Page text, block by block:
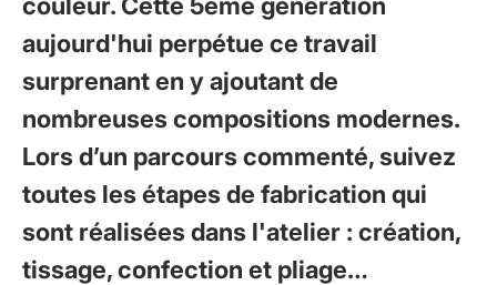
aujourd'hui perpétue ce travail
surprenant en y ajoutant de
nombreuses compositions modernes.
Lors d’un parcours commenté, suivez
toutes les étapes de fabrication qui
sont réalisées dans l'atelier : création,
tissage, confection et pliage…